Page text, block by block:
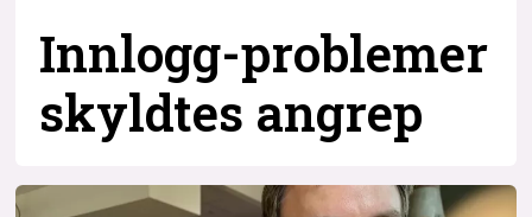
Innlogg-problemer
skyldtes angrep